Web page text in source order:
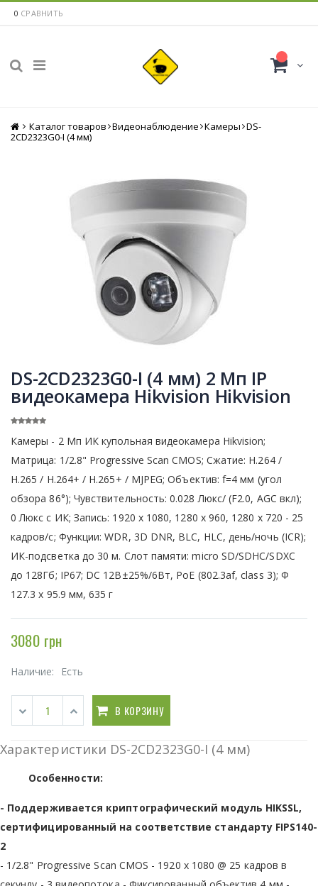
0 СРАВНИТЬ
Главная
Каталог товаров Видеонаблюдение Камеры DS-
2CD2323G0-I (4 мм)
DS-2CD2323G0-I (4 мм) 2 Мп IP
видеокамера Hikvision Hikvision
Камеры - 2 Мп ИК купольная видеокамера Hikvision;
Матрица: 1/2.8" Progressive Scan CMOS; Сжатие: H.264 /
Н.265 / H.264+ / Н.265+ / MJPEG; Объектив: f=4 мм (угол
обзора 86°); Чувствительность: 0.028 Люкс/ (F2.0, AGC вкл);
0 Люкс с ИК; Запись: 1920 x 1080, 1280 х 960, 1280 х 720 - 25
кадров/с; Функции: WDR, 3D DNR, BLC, HLC, день/ночь (ICR);
ИК-подсветка до 30 м. Слот памяти: micro SD/SDHC/SDXC
до 128Гб; IP67; DC 12В±25%/6Вт, PoE (802.3af, class 3); Ф
127.3 х 95.9 мм, 635 г
3080 грн
Наличие: Есть
В КОРЗИНУ
Характеристики DS-2CD2323G0-I (4 мм)
Особенности:
- Поддерживается криптографический модуль HIKSSL,
сертифицированный на соответствие стандарту FIPS140-
2
- 1/2.8" Progressive Scan CMOS - 1920 х 1080 @ 25 кадров в